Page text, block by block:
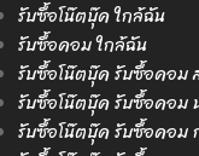
รับซื้อโน๊ตบุ๊ค ใกล้ฉัน
รับซื้อคอม ใกล้ฉัน
รับซื้อโน๊ตบุ๊ค รับซื้อคอม
รับซื้อโน๊ตบุ๊ค รับซื้อคอม
รับซื้อโน๊ตบุ๊ค รับซื้อคอม